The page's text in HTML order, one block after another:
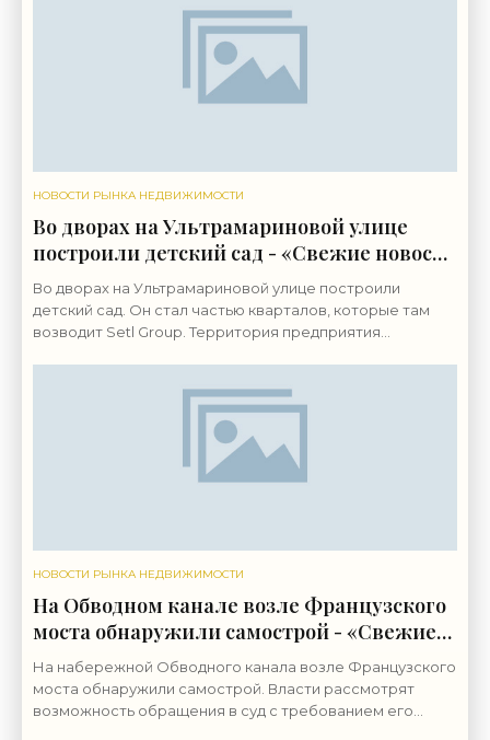
НОВОСТИ РЫНКА НЕДВИЖИМОСТИ
Во дворах на Ультрамариновой улице
построили детский сад - «Свежие новости
строительства»
Во дворах на Ультрамариновой улице построили
детский сад. Он стал частью кварталов, которые там
возводит Setl Group. Территория предприятия
НОВОСТИ РЫНКА НЕДВИЖИМОСТИ
На Обводном канале возле Французского
моста обнаружили самострой - «Свежие
новости строительства»
На набережной Обводного канала возле Французского
моста обнаружили самострой. Власти рассмотрят
возможность обращения в суд с требованием его